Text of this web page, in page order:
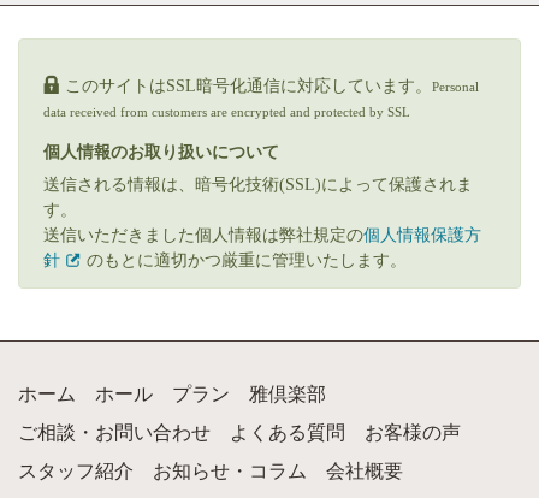
このサイトはSSL暗号化通信に対応しています。
Personal
data received from customers are encrypted and protected by SSL
個人情報のお取り扱いについて
送信される情報は、暗号化技術(SSL)によって保護されま
す。
送信いただきました個人情報は弊社規定の個人情報保護方
針
のもとに適切かつ厳重に管理いたします。
ホーム ホール プラン
雅倶楽部
ご相談・お問い合わせ
よくある質問
お客様の声
スタッフ紹介
お知らせ・コラム
会社概要